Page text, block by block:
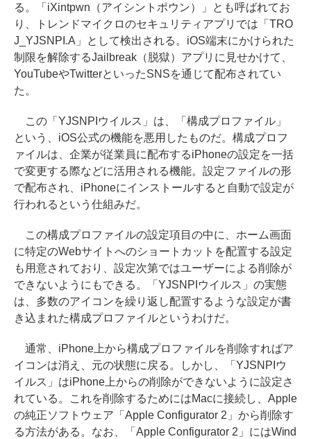
る。「iXintpwn（アイシントポウン）」とも呼ばれてお
り、トレンドマイクロのセキュリティアプリでは「TRO
J_YJSNPI.A」として検出される。iOS端末にかけられた
制限を解除するJailbreak（脱獄）アプリに見せかけて、
YouTubeやTwitterといったSNSを通じて配布されてい
た。
この「YJSNPIウイルス」は、「構成プロファイル」
という、iOS公式の機能を悪用したものだ。構成プロフ
ァイルは、企業が従業員に配布するiPhoneの設定を一括
で変更する際などに活用される機能。設定ファイルの形
で配布され、iPhoneにインストールすると自動で設定が
行われるという仕組みだ。
この構成プロファイルの設定項目の中に、ホーム画面
に特定のWebサイトへのショートカットを配置する設定
も用意されており、設定次第ではユーザーによる削除が
できないようにもできる。「YJSNPIウイルス」の実態
は、多数のアイコンを繰り返し配置するような設定が書
き込まれた構成プロファイルというわけだ。
通常、iPhone上から構成プロファイルを削除すればア
イコンは消え、元の状態に戻る。しかし、「YJSNPIウ
イルス」はiPhone上からの削除ができないように設定さ
れている。これを削除するためにはMacに接続し、Apple
の純正ソフトウェア「Apple Configurator 2」から削除す
る方法がある。なお、「Apple Configurator 2」にはWind